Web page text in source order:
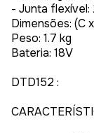
- Junta flexível:
Dimensões: (C
Peso: 1.7 kg
Bateria: 18V
DTD152 :